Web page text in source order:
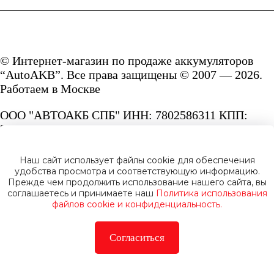
© Интернет-магазин по продаже аккумуляторов
“AutoAKB”. Все права защищены © 2007 — 2026.
Работаем в Москве
ООО "АВТОАКБ СПБ" ИНН: 7802586311 КПП:
780201001 ОГРН: 1167847287156.
Сайт под защитой reCAPTCHA и Google
Privacy PolicyиTerms of Service.
Политика конфиденциальности
Наш сайт использует файлы cookie для обеспечения
удобства просмотра и соответствующую информацию.
Прежде чем продолжить использование нашего сайта, вы
соглашаетесь и принимаете наш Политика использования
файлов cookie и конфиденциальность.
Согласиться